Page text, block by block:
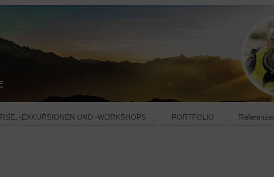
-EXKURSIONEN UND -WORKSHOPS PORTFOLIO